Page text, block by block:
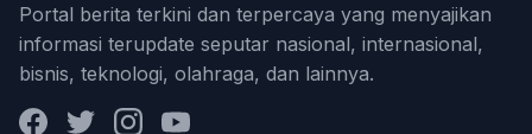
Portal berita terkini dan terpercaya yang menyajikan
informasi terupdate seputar nasional, internasional,
bisnis, teknologi, olahraga, dan lainnya.
FacebookTwitterInstagramYouTube